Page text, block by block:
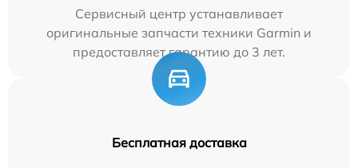
Сервисный центр устанавливает
оригинальные запчасти техники Garmin и
предоставляет гарантию до 3 лет.
Бесплатная доставка